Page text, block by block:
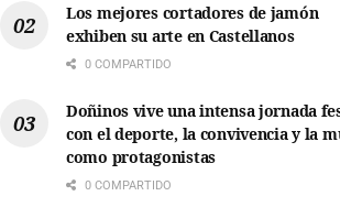
Los mejores cortadores de jamón
exhiben su arte en Castellanos
0 COMPARTIDO
Doñinos vive una intensa jornada
con el deporte, la convivencia y la
como protagonistas
0 COMPARTIDO